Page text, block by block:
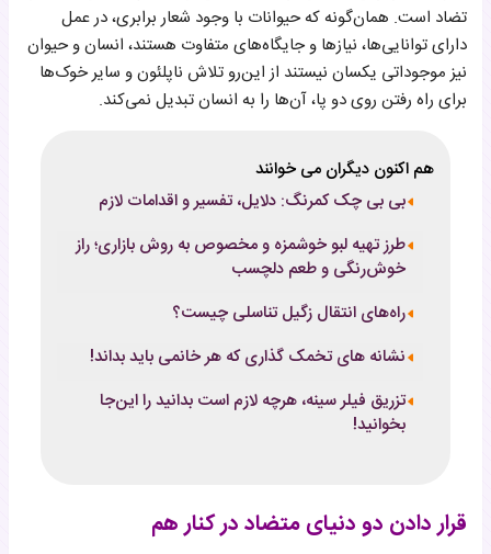
تضاد است. همان‌گونه که حیوانات با وجود شعار برابری، در عمل
دارای توانایی‌ها، نیازها و جایگاه‌های متفاوت هستند، انسان و حیوان
نیز موجوداتی یکسان نیستند از این‌رو تلاش ناپلئون و سایر خوک‌ها
برای راه رفتن روی دو پا، آن‌ها را به انسان تبدیل نمی‌کند.
هم اکنون دیگران می خوانند
بی بی چک کمرنگ: دلایل، تفسیر و اقدامات لازم
طرز تهیه لبو خوشمزه و مخصوص به روش بازاری؛ راز
خوش‌رنگی و طعم دلچسب
راه‌های انتقال زگیل تناسلی چیست؟
نشانه های تخمک گذاری که هر خانمی باید بداند!
تزریق فیلر سینه، هرچه لازم است بدانید را این‌جا
بخوانید!
قرار دادن دو دنیای متضاد در کنار هم